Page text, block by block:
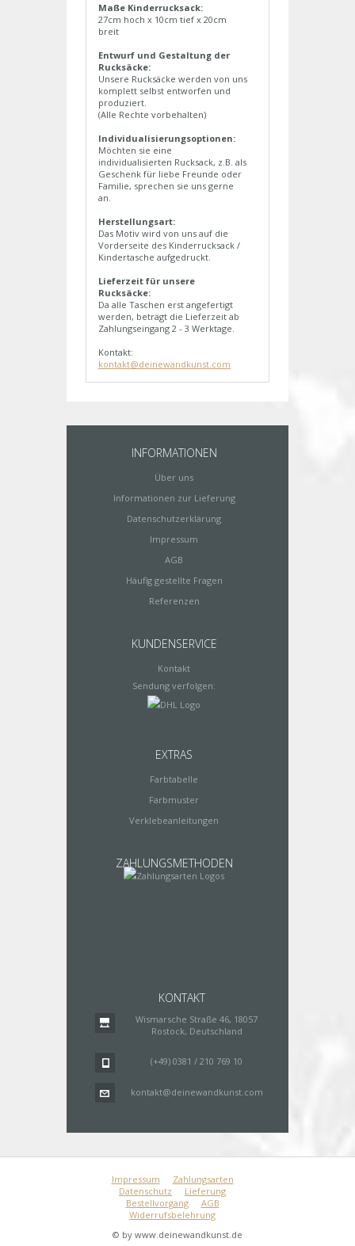
Maße Kinderrucksack:
27cm hoch x 10cm tief x 20cm
breit
Entwurf und Gestaltung der
Rucksäcke:
Unsere Rucksäcke werden von uns
komplett selbst entworfen und
produziert.
(Alle Rechte vorbehalten)
Individualisierungsoptionen:
Möchten sie eine
individualisierten Rucksack, z.B. als
Geschenk für liebe Freunde oder
Familie, sprechen sie uns gerne
an.
Herstellungsart:
Das Motiv wird von uns auf die
Vorderseite des Kinderrucksack /
Kindertasche aufgedruckt.
Lieferzeit für unsere
Rucksäcke:
Da alle Taschen erst angefertigt
werden, beträgt die Lieferzeit ab
Zahlungseingang 2 - 3 Werktage.
Kontakt:
kontakt@deinewandkunst.com
INFORMATIONEN
Über uns
Informationen zur Lieferung
Datenschutzerklärung
Impressum
AGB
Häufig gestellte Fragen
Referenzen
KUNDENSERVICE
Kontakt
Sendung verfolgen:
EXTRAS
Farbtabelle
Farbmuster
Verklebeanleitungen
ZAHLUNGSMETHODEN
KONTAKT
Wismarsche Straße 46, 18057
Rostock, Deutschland
(+49) 0381 / 210 769 10
kontakt@deinewandkunst.com
Impressum
Zahlungsarten
Datenschutz
Lieferung
Bestellvorgang
AGB
Widerrufsbelehrung
© by www.deinewandkunst.de